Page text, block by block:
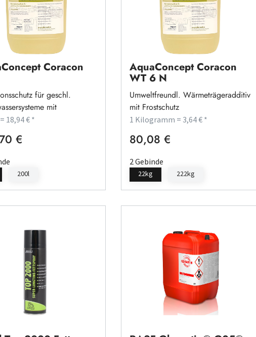
Coracon
für geschl.
mit
18,94 € *
Preis:
€
200l
AquaConcept Coracon
WT 6 N
Umweltfreundl. Wärmeträgeradditiv
mit Frostschutz
1 Kilogramm = 3,64 € *
Regulärer Preis:
80,08 €
2 Gebinde
22kg 222kg